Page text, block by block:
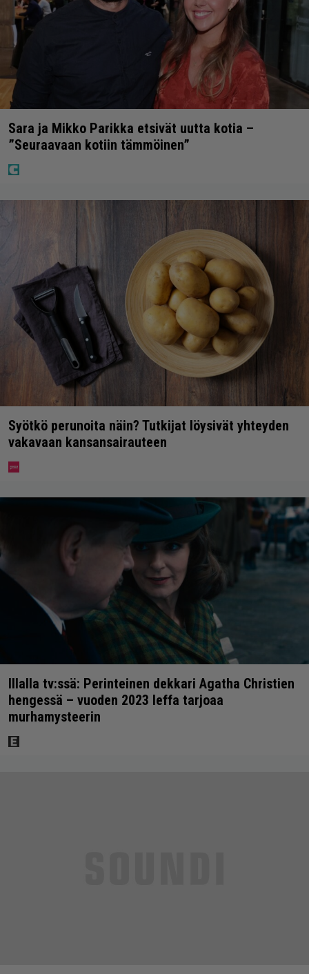
Sara ja Mikko Parikka etsivät uutta kotia –
”Seuraavaan kotiin tämmöinen”
Syötkö perunoita näin? Tutkijat löysivät yhteyden
vakavaan kansansairauteen
Illalla tv:ssä: Perinteinen dekkari Agatha Christien
hengessä – vuoden 2023 leffa tarjoaa
murhamysteerin